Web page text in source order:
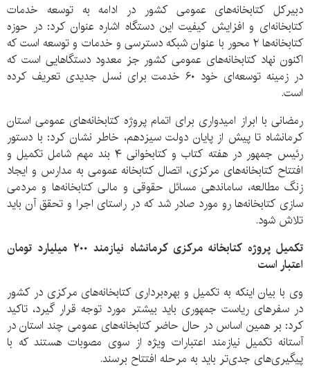
دبیرکل کتابخانه‌های عمومی کشور در ادامه به توسعه خدمات
کتابخانه‌ای و افزایش کیفیت این دستگاه اشاره عنوان کرد: در حوزه
کتابخانه‌ها ۲ محور با عنوان شبکه دسترسی و خدمات و توسعه است که
اکنون نهاد کتابخانه‌های عمومی کشور جز معدود دستگاهایی است که
در زمینه توسعه‌ای خود ۶۰ خدمت برای نسل جدیدی تعریف کرده
است.
رمضانی با ابراز امیدواری برای اتمام پروژه کتابخانه‌های عمومی استان
کرمانشاه تا پیش از پایان دولت سیزدهم، خاطر نشان کرد: با دستور
رئیس جمهور در هفته کتاب و کتابخوانی ۴ بند مهم شامل تکمیل و
افتتاح کتابخانه‌های مرکزی، اتصال کتابخانه عمومی به مدارس و ایجاد
زنگ مطالعه، ساماندهی مسائل حقوقی و مالی کتابخانه‌ها و مردمی
سازی کتابخانه‌ها رو مورد صادر شد که در راستای اجرا و تحقق آن باید
تلاش شود.
تکمیل پروژه کتابخانه مرکزی کرمانشاه نیازمند ۲۰۰ میلیارد تومان
اعتبار است
وی با بیان اینکه به تکمیل و بهره‌برداری کتابخانه‌های مرکزی در کشور
در سفرهای ریاست جمهوری باید بیشتر مورد توجه قرار گیرد، تاکید
کرد: بر همین اساس در حال حاضر کتابخانه‌های عمومی چند استان در
آستانه تکمیل نیازمند اعتبارات ویژه از سوی مصوبات هستند که با
پیگیری‌های جدی‌تر باید به مرحله افتتاح برسند.